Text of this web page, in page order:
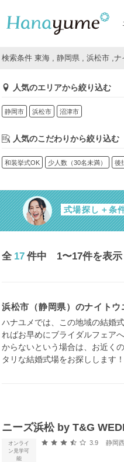
検索条件 東海 , 静岡県 , 浜松市 ,ナ
人気のエリアから絞り込む
静岡市 浜松市 沼津市
人気のこだわりから絞り込む
和装挙式OK 少人数（30名未満） 後
式場探し＋条
全 17 件中 1〜17件を表示
浜松市（静岡県）のナイト
ハナユメでは、この地域の結婚
ればお早めにブライダルフェア
からないという場合は、お近くの
タリな結婚式場をお探しします！
ニーズ浜松 by T&G
オンライ
ン見学可
能
口コミ評価
3.9 静岡西